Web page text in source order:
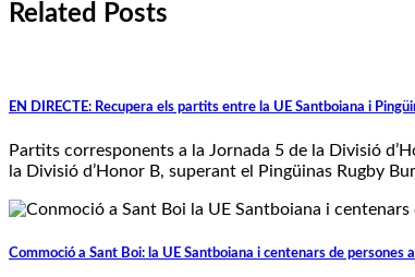
Related Posts
EN DIRECTE: Recupera els partits entre la UE Santboiana i
Partits corresponents a la Jornada 5 de la Divisió
la Divisió d’Honor B, superant el Pingüinas Rugby
Commoció a Sant Boi: la UE Santboiana i centenars de persones